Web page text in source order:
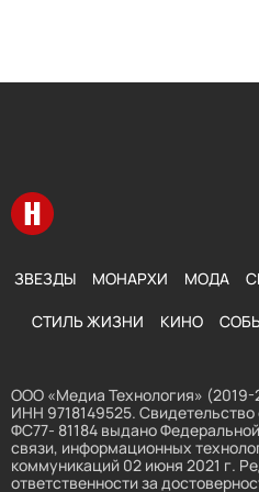
Перейти на главную
ЗВЕЗДЫ МОНАРХИ МОДА
СТИЛЬ ЖИЗНИ КИНО
ООО «Медиа Технология» (2019-
ИНН 9718149525.
ФС77- 81184 выдано
связи, информационных
коммуникаций 02 июня 2021 г.
ответственности за